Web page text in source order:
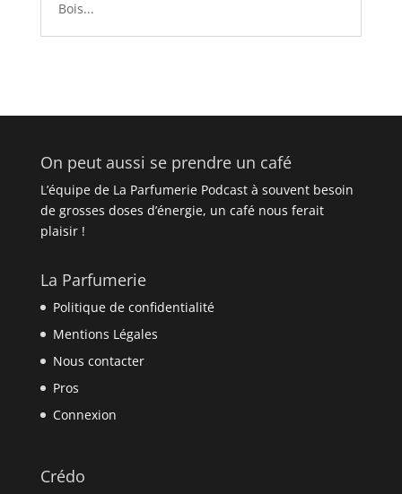
Bois...
On peut aussi se prendre un café
L’équipe de La Parfumerie Podcast à souvent besoin
de grosses doses d’énergie, un café nous ferait
plaisir !
La Parfumerie
Politique de confidentialité
Mentions Légales
Nous contacter
Pros
Connexion
Crédo